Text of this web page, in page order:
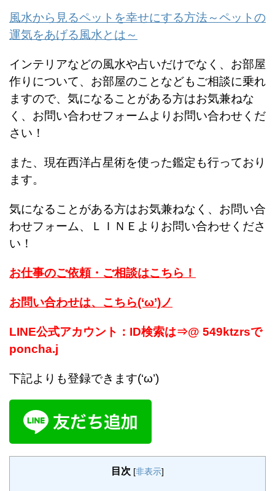
風水から見るペットを幸せにする方法～ペットの
運気をあげる風水とは～
インテリアなどの風水や占いだけでなく、 お部屋
作りについて、お部屋のことなどもご相談に乗れ
ますので、 気になることがある方はお気兼ねな
く、お問い合わせフォームより お問い合わせくだ
さい！
また、現在西洋占星術を使った鑑定も行っており
ます。
気になることがある方はお気兼ねなく、お問い合
わせフォーム、ＬＩＮＥよりお問い合わせくださ
い！
お仕事のご依頼・ご相談はこちら！
お問い合わせは、こちら(‘ω’)ノ
LINE公式アカウント：ID検索は⇒@ 549ktzrsで
poncha.j
下記よりも登録できます(‘ω’)
目次 [非表示]